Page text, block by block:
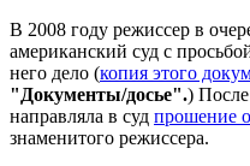
В 2008 году режиссер в
американский суд с
него дело (копия этого
"Документы/досье".)
направляла в суд прошение
знаменитого режиссера.